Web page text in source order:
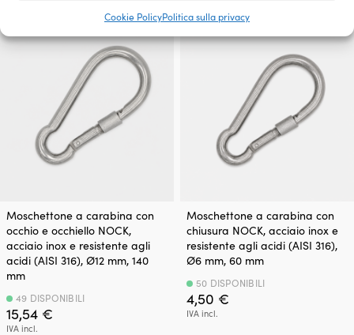
Cookie PolicyPolitica sulla privacy
Moschettone a carabina con
occhio e occhiello NOCK,
acciaio inox e resistente agli
acidi (AISI 316), Ø12 mm, 140
mm
15,54 €
IVA incl.
49 DISPONIBILI
Moschettone a carabina con
chiusura NOCK, acciaio inox e
resistente agli acidi (AISI 316),
Ø6 mm, 60 mm
4,50 €
IVA incl.
50 DISPONIBILI